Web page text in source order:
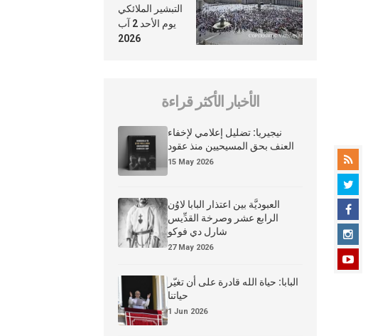
التبشير الملائكي
يوم الأحد 2 آب
2026
الأخبار الأكثر قراءة
نيجيريا: تضليل إعلامي لإخفاء
العنف بحق المسيحيين منذ عقود
15 May 2026
العبوديَّة بين اعتذار البابا لاوُن
الرابع عشر وصرخة القدِّيس
شارل دي فوكو
27 May 2026
البابا: حياة الله قادرة على أن تغيّر
حياتنا
1 Jun 2026